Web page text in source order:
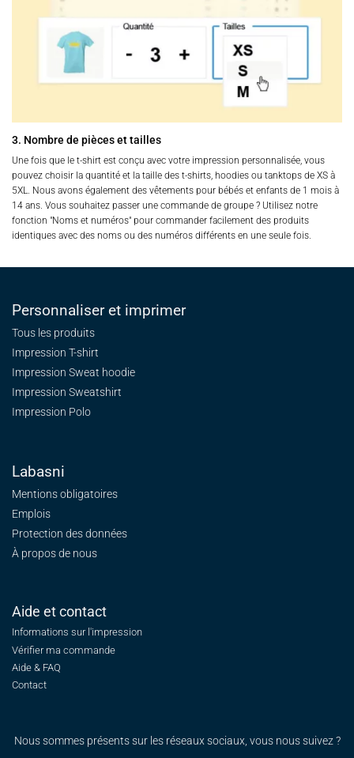
3. Nombre de pièces et tailles
Une fois que le t-shirt est conçu avec votre impression personnalisée, vous
pouvez choisir la quantité et la taille des t-shirts, hoodies ou tanktops de XS à
5XL. Nous avons également des vêtements pour bébés et enfants de 1 mois à
14 ans. Vous souhaitez passer une commande de groupe ? Utilisez notre
fonction "Noms et numéros" pour commander facilement des produits
identiques avec des noms ou des numéros différents en une seule fois.
Personnaliser et imprimer
Tous les produits
Impression T-shirt
Impression Sweat hoodie
Impression Sweatshirt
Impression Polo
Labasni
Mentions obligatoires
Emplois
Protection des données
À propos de nous
Aide et contact
Informations sur l'impression
Vérifier ma commande
Aide & FAQ
Contact
Nous sommes présents sur les réseaux sociaux, vous nous suivez ?